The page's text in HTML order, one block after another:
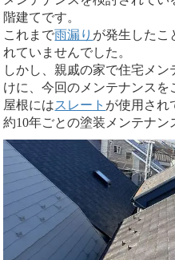
階建てです。
これまで雨漏り が発生したこ
れていませんでした。
しかし、親戚の家で住宅メ
けに、今回のメンテナンスを
屋根にはスレート が使用され
約10年ごとの塗装メンテナン